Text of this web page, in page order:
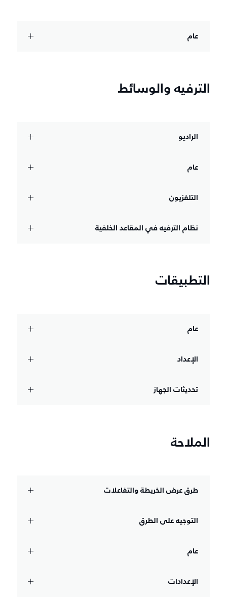
عام
الترفيه والوسائط
الراديو
عام
التلفزيون
نظام الترفيه في المقاعد الخلفية
التطبيقات
عام
الإعداد
تحديثات الجهاز
الملاحة
طرق عرض الخريطة والتفاعلات
التوجيه على الطرق
عام
الإعدادات